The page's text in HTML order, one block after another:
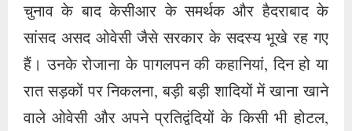
चुनाव के बाद केसीआर के समर्थक और हैदराबाद के
सांसद असद ओवेसी जैसे सरकार के सदस्य भूखे रह गए
हैं। उनके रोजाना के पागलपन की कहानियां, दिन हो या
रात सड़कों पर निकलना, बड़ी बड़ी शादियों में खाना खाने
वाले ओवेसी और अपने प्रतिद्वंदियों के किसी भी होटल,